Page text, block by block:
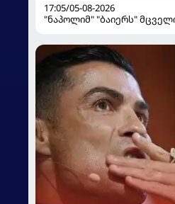
17:05/05-08-2026
"ნაპოლიმ" "ბაიერს"